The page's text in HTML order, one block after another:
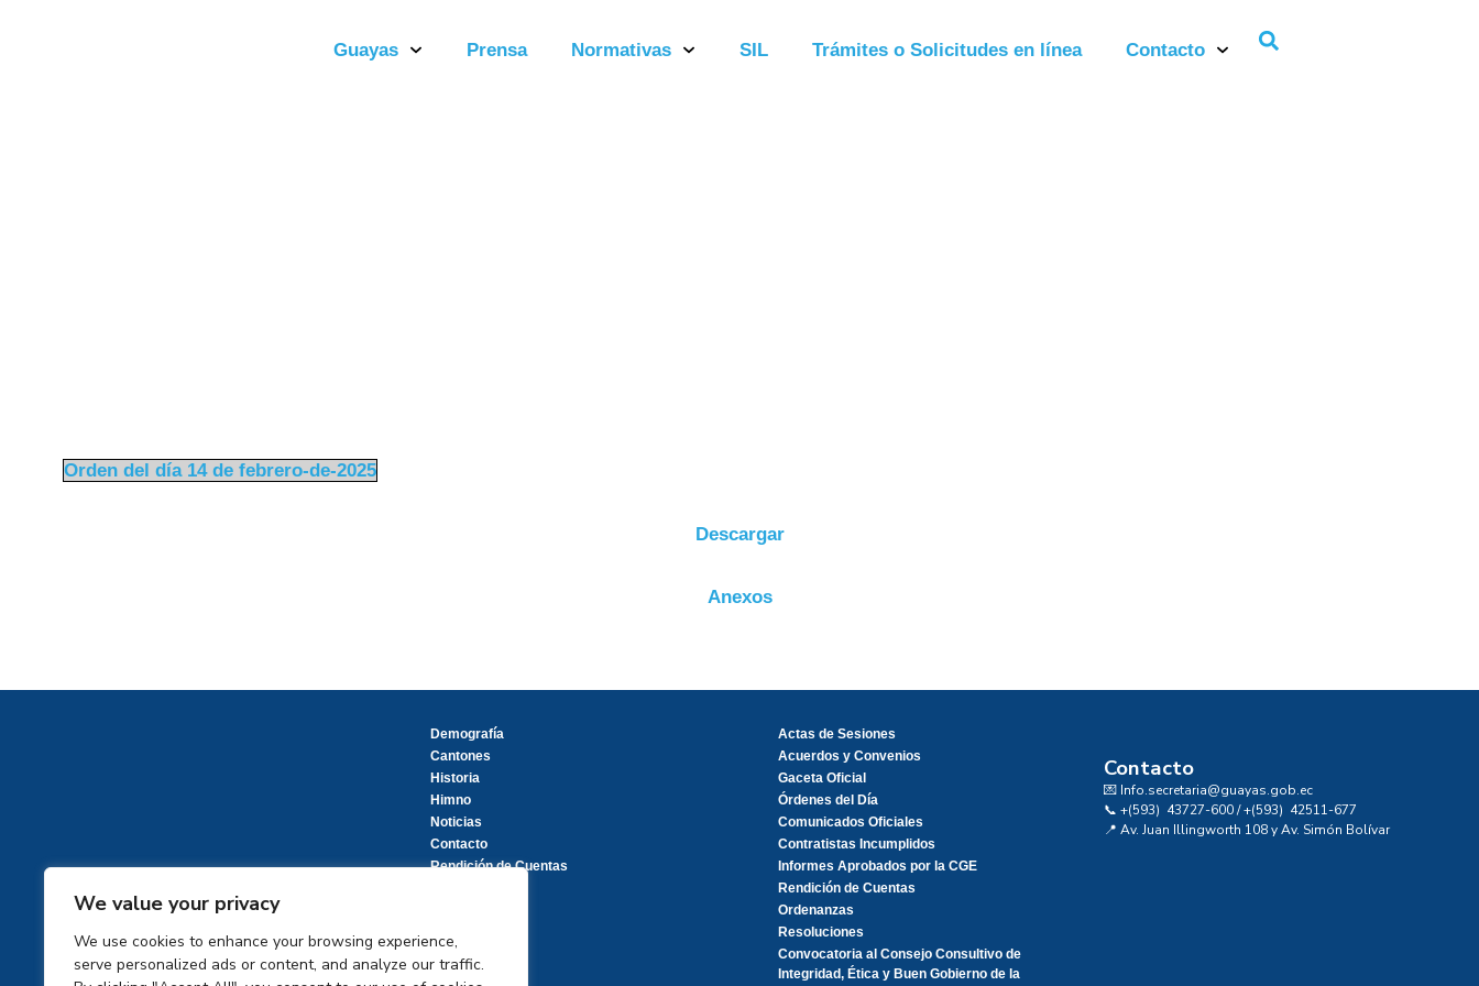
We value your privacy
We use cookies to enhance your browsing experience,
serve personalized ads or content, and analyze our traffic.
Guayas Prensa Normativas SIL Trámites o Solicitudes en línea Contacto
Orden del día 14 de febrero-de-2025
Descargar
Anexos
Demografía
Cantones
Historia
Himno
Noticias
Contacto
Rendición de Cuentas
Actas de Sesiones
Acuerdos y Convenios
Gaceta Oficial
Órdenes del Día
Comunicados Oficiales
Contratistas Incumplidos
Informes Aprobados por la CGE
Rendición de Cuentas
Ordenanzas
Resoluciones
Convocatoria al Consejo Consultivo de
Integridad, Ética y Buen Gobierno de la
Contacto
💌 Info.secretaria@guayas.gob.ec
📞 +(593) 43727-600 / +(593) 42511-677
📍 Av. Juan Illingworth 108 y Av. Simón Bolívar